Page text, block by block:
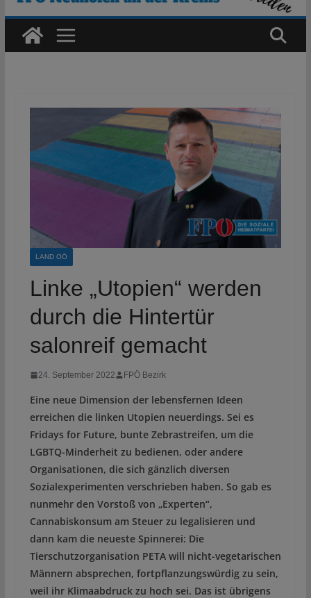
LAND OÖ
Linke „Utopien“ werden
durch die Hintertür
salonreif gemacht
24. September 2022 FPÖ Bezirk
Eine neue Dimension der lebensfernen Ideen
erreichen die linken Utopien neuerdings. Sei es
Fridays for Future, bunte Zebrastreifen, um die
LGBTQ-Minderheit zu bedienen, oder andere
Organisationen, die sich gänzlich diversen
Sozialexperimenten verschrieben haben. So gab es
nunmehr den Vorstoß von „Experten“,
Cannabiskonsum am Steuer zu legalisieren und
dann kam die neueste Spinnerei: Die
Tierschutzorganisation PETA will nicht-vegetarischen
Männern absprechen, fortpflanzungswürdig zu sein,
weil ihr Klimaabdruck zu hoch sei. Das ist übrigens